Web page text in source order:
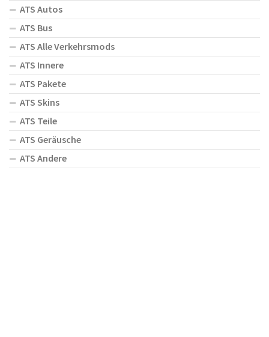
ATS Autos
ATS Bus
ATS Alle Verkehrsmods
ATS Innere
ATS Pakete
ATS Skins
ATS Teile
ATS Geräusche
ATS Andere